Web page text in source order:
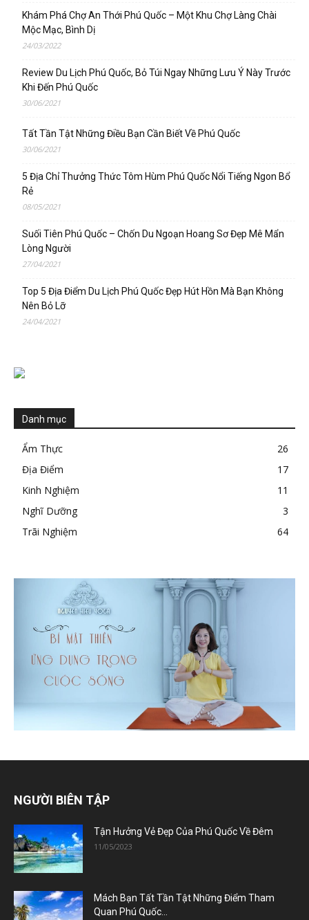
Khám Phá Chợ An Thới Phú Quốc – Một Khu Chợ Làng Chài
Mộc Mạc, Bình Dị
24/03/2022
Review Du Lịch Phú Quốc, Bỏ Túi Ngay Những Lưu Ý Này Trước
Khi Đến Phú Quốc
30/06/2021
Tất Tần Tật Những Điều Bạn Cần Biết Về Phú Quốc
30/06/2021
5 Địa Chỉ Thưởng Thức Tôm Hùm Phú Quốc Nổi Tiếng Ngon Bổ
Rẻ
08/05/2021
Suối Tiên Phú Quốc – Chốn Du Ngoạn Hoang Sơ Đẹp Mê Mẩn
Lòng Người
27/04/2021
Top 5 Địa Điểm Du Lịch Phú Quốc Đẹp Hút Hồn Mà Bạn Không
Nên Bỏ Lỡ
24/04/2021
Danh mục
Ẩm Thực
26
Địa Điểm
17
Kinh Nghiệm
11
Nghĩ Dưỡng
3
Trãi Nghiệm
64
NGƯỜI BIÊN TẬP
Tận Hưởng Vẻ Đẹp Của Phú Quốc Về Đêm
11/05/2023
Mách Bạn Tất Tần Tật Những Điểm Tham
Quan Phú Quốc...